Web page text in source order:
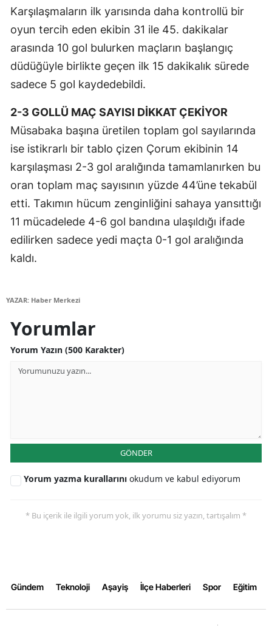
Karşılaşmaların ilk yarısında daha kontrollü bir
oyun tercih eden ekibin 31 ile 45. dakikalar
arasında 10 gol bulurken maçların başlangıç
düdüğüyle birlikte geçen ilk 15 dakikalık sürede
sadece 5 gol kaydedebildi.
2-3 GOLLÜ MAÇ SAYISI DİKKAT ÇEKİYOR
Müsabaka başına üretilen toplam gol sayılarında
ise istikrarlı bir tablo çizen Çorum ekibinin 14
karşılaşması 2-3 gol aralığında tamamlanırken bu
oran toplam maç sayısının yüzde 44’üne tekabül
etti. Takımın hücum zenginliğini sahaya yansıttığı
11 mücadelede 4-6 gol bandına ulaşıldığı ifade
edilirken sadece yedi maçta 0-1 gol aralığında
kaldı.
YAZAR: Haber Merkezi
Yorumlar
Yorum Yazın (500 Karakter)
GÖNDER
Yorum yazma kurallarını okudum ve kabul ediyorum
* Bu içerik ile ilgili yorum yok, ilk yorumu siz yazın, tartışalım *
Gündem Teknoloji Aşayiş İlçe Haberleri Spor Eğitim